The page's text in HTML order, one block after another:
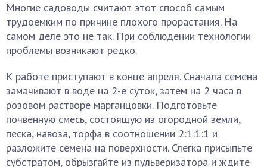
Многие садоводы считают этот способ самым
трудоемким по причине плохого прорастания. На
самом деле это не так. При соблюдении технологии
проблемы возникают редко.
К работе приступают в конце апреля. Сначала семена
замачивают в воде на 2-е суток, затем на 2 часа в
розовом растворе марганцовки. Подготовьте
почвенную смесь, состоящую из огородной земли,
песка, навоза, торфа в соотношении 2:1:1:1 и
разложите семена на поверхности. Слегка присыпьте
субстратом, обрызгайте из пульверизатора и ждите